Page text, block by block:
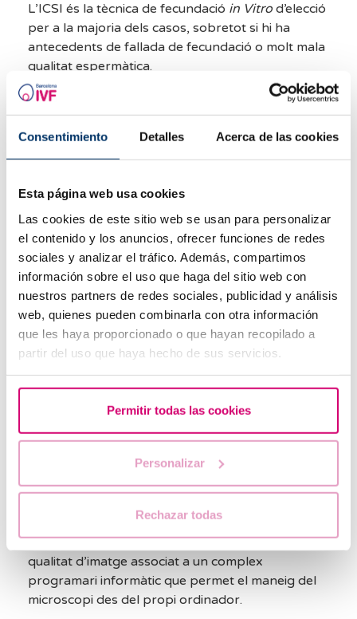
Consentimiento Detalles Acerca de las cookies
Esta página web usa cookies
Las cookies de este sitio web se usan para personalizar
el contenido y los anuncios, ofrecer funciones de redes
sociales y analizar el tráfico. Además, compartimos
información sobre el uso que haga del sitio web con
nuestros partners de redes sociales, publicidad y análisis
web, quienes pueden combinarla con otra información
que les haya proporcionado o que hayan recopilado a
partir del uso que haya hecho de sus servicios.
Permitir todas las cookies
Personalizar
Rechazar todas
L’ICSI és la tècnica de fecundació in Vitro d’elecció
per a la majoria dels casos, sobretot si hi ha
antecedents de fallada de fecundació o molt mala
qualitat espermàtica.
Coneix en què consisteix la
tècnica de microinjecció
intracitoplasmàtica.
VEURE
Què és l’IMSI?
L’IMSI consisteix en la injecció intracitoplasmàtica
d’espermatozoides morfològicament seleccionats.
Es diferencia de l’ICSI en que la selecció dels
cosa que permet triar els millors
espermatozoides, millorant així significativament
el pronòstic reproductiu.
Per realitzar-la, cal un microscopi amb una gran
qualitat d’imatge associat a un complex
programari informàtic que permet el maneig del
microscopi des del propi ordinador.